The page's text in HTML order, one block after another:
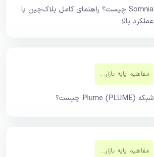
Somnia چیست؟ راهنمای کامل بلاک‌چین با
عملکرد بالا
مفاهیم پایه بازار‌های مالی
شبکه Plume (PLUME) چیست؟
مفاهیم پایه بازار‌های مالی